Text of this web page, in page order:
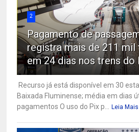
2
Pagamento de
registra mais de 211 mil
em 24 dias nos trens do
Recurso já está disponível em 30
Baixada Fluminense; média em dias
pagamentos O uso do Pix p...
Leia Mais